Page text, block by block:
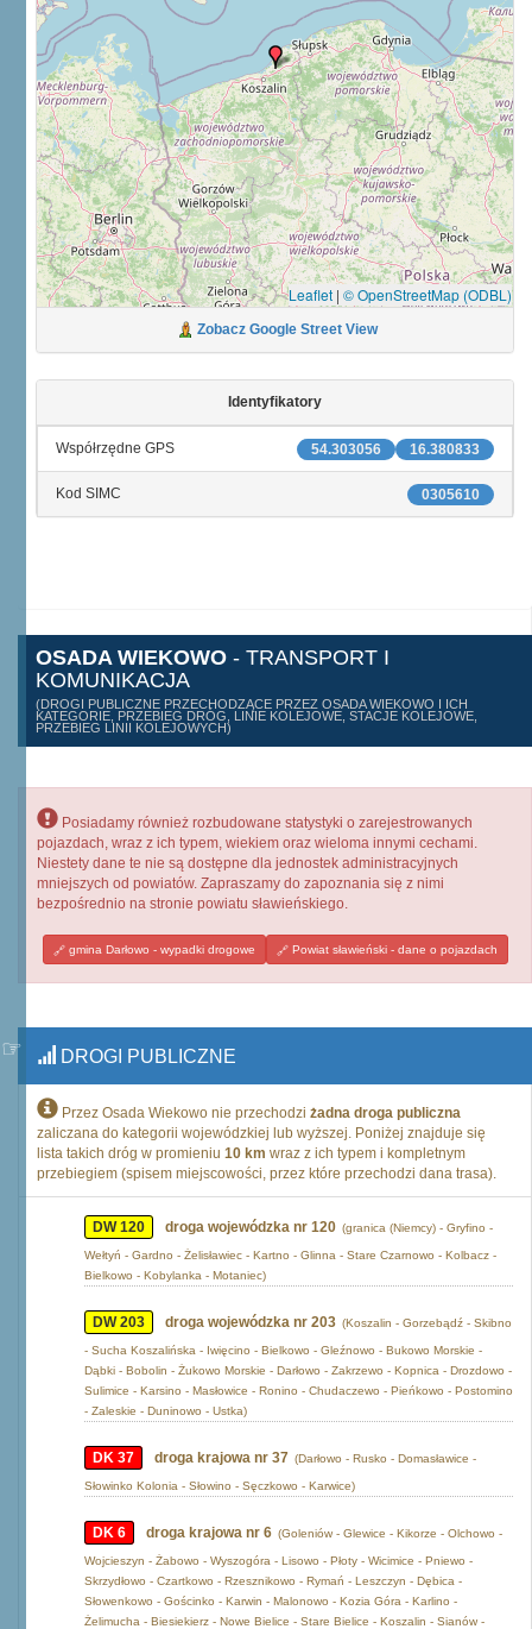
Leaflet | © OpenStreetMap (ODBL)
Zobacz Google Street View
Identyfikatory
16.380833
54.303056
Współrzędne GPS
0305610
Kod SIMC
OSADA WIEKOWO - TRANSPORT I
KOMUNIKACJA
(DROGI PUBLICZNE PRZECHODZĄCE PRZEZ OSADA WIEKOWO I ICH
KATEGORIE, PRZEBIEG DRÓG, LINIE KOLEJOWE, STACJE KOLEJOWE,
PRZEBIEG LINII KOLEJOWYCH)
Posiadamy również rozbudowane statystyki o zarejestrowanych
pojazdach, wraz z ich typem, wiekiem oraz wieloma innymi cechami.
Niestety dane te nie są dostępne dla jednostek administracyjnych
mniejszych od powiatów. Zapraszamy do zapoznania się z nimi
bezpośrednio na stronie powiatu sławieńskiego.
gmina Darłowo - wypadki drogowe Powiat sławieński - dane o pojazdach
DROGI PUBLICZNE
Przez Osada Wiekowo nie przechodzi żadna droga publiczna
zaliczana do kategorii wojewódzkiej lub wyższej. Poniżej znajduje się
lista takich dróg w promieniu 10 km wraz z ich typem i kompletnym
przebiegiem (spisem miejscowości, przez które przechodzi dana trasa).
DW 120 droga wojewódzka nr 120 (granica (Niemcy) - Gryfino -
Wełtyń - Gardno - Żelisławiec - Kartno - Glinna - Stare Czarnowo - Kolbacz -
Bielkowo - Kobylanka - Motaniec)
DW 203 droga wojewódzka nr 203 (Koszalin - Gorzebądź - Skibno
- Sucha Koszalińska - Iwięcino - Bielkowo - Gleźnowo - Bukowo Morskie -
Dąbki - Bobolin - Żukowo Morskie - Darłowo - Zakrzewo - Kopnica - Drozdowo -
Sulimice - Karsino - Masłowice - Ronino - Chudaczewo - Pieńkowo - Postomino
- Zaleskie - Duninowo - Ustka)
DK 37 droga krajowa nr 37 (Darłowo - Rusko - Domasławice -
Słowinko Kolonia - Słowino - Sęczkowo - Karwice)
DK 6 droga krajowa nr 6 (Goleniów - Glewice - Kikorze - Olchowo -
Wojcieszyn - Żabowo - Wyszogóra - Lisowo - Płoty - Wicimice - Pniewo -
Skrzydłowo - Czartkowo - Rzesznikowo - Rymań - Leszczyn - Dębica -
Słowenkowo - Gościnko - Karwin - Malonowo - Kozia Góra - Karlino -
Żelimucha - Biesiekierz - Nowe Bielice - Stare Bielice - Koszalin - Sianów -